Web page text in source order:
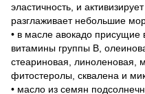
эластичность, и
разглаживает небольшие
• в масле авокадо
витамины группы В,
стеариновая, линоленовая,
фитостеролы, сквалена и
• масло из семян